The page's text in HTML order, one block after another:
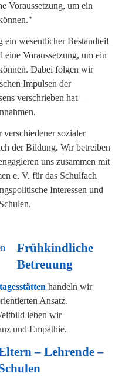
Voraussetzung, um ein
wesentlicher Bestandteil
Voraussetzung, um ein
Dabei folgen wir
Impulsen der
verschrieben hat –
sozialer
der Bildung. Wir betreiben
uns zusammen mit
e. V. für das Schulfach
Interessen und
Frühkindliche
Betreuung
handeln wir
Ansatz.
leben wir
und Empathie.
– Lehrende –